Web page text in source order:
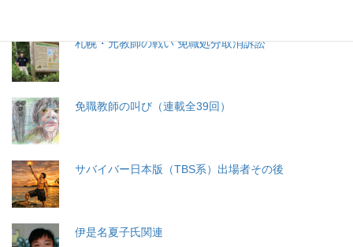
札幌・元教師の戦い 免職処分取消訴訟
免職教師の叫び（連載全39回）
サバイバー日本版（TBS系）出場者その後
伊是名夏子氏関連